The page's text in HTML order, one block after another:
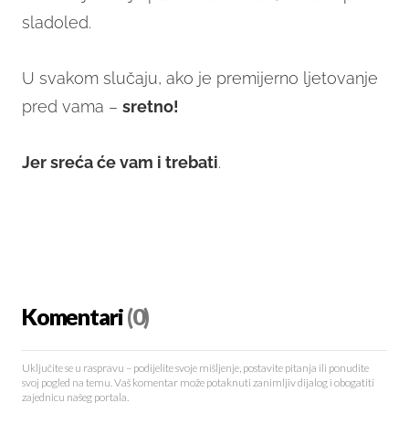
sladoled.
U svakom slučaju, ako je premijerno ljetovanje
pred vama – sretno!
Jer sreća će vam i trebati.
Komentari(0)
Uključite se u raspravu – podijelite svoje mišljenje, postavite pitanja ili ponudite
svoj pogled na temu. Vaš komentar može potaknuti zanimljiv dijalog i obogatiti
zajednicu našeg portala.